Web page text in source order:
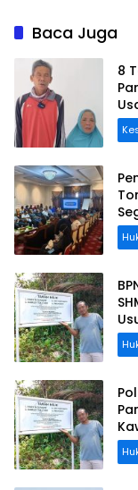
Legokjawa
Baca Juga
8